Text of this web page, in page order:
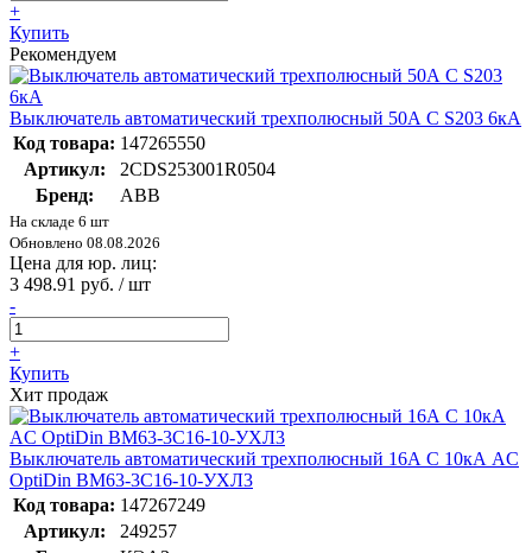
+
Купить
Рекомендуем
Выключатель автоматический трехполюсный 50А С S203 6кА
Код товара: 147265550
Артикул:
2CDS253001R0504
Бренд:
ABB
На складе 6 шт
Обновлено 08.08.2026
Цена для юр. лиц:
3 498.91 руб. / шт
-
+
Купить
Хит продаж
Выключатель автоматический трехполюсный 16А C 10кА AC
OptiDin BM63-3C16-10-УХЛ3
Код товара: 147267249
Артикул:
249257